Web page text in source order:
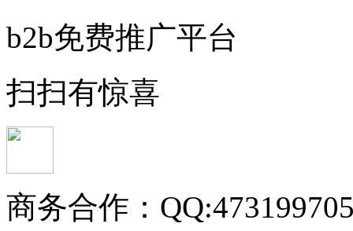
b2b免费推广平台
扫扫有惊喜
商务合作：